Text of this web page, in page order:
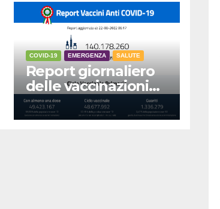
COVID-19 EMERGENZA SALUTE
Report giornaliero
delle vaccinazioni
22 agosto 2022